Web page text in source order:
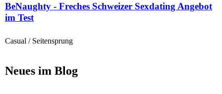
BeNaughty - Freches Schweizer Sexdating Angebot
im Test
Casual / Seitensprung
Neues im Blog